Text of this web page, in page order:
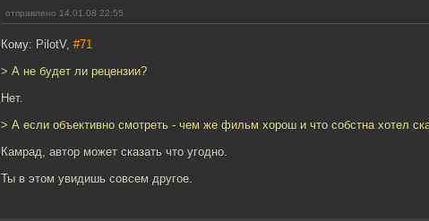
отправлено 14.01.08 22:55
Кому: PilotV, #71
> А не будет ли рецензии?
Нет.
> А если объективно смотреть - чем же фильм хорош и что собстна хотел
Камрад, автор может сказать что угодно.
Ты в этом увидишь совсем другое.